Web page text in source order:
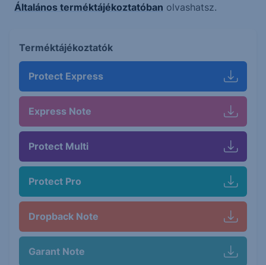
Általános terméktájékoztatóban olvashatsz.
Terméktájékoztatók
Protect Express
Express Note
Protect Multi
Protect Pro
Dropback Note
Garant Note